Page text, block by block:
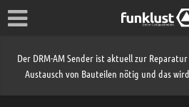
Der DRM-AM Sender ist aktuell zur
Austausch von Bauteilen nötig und das